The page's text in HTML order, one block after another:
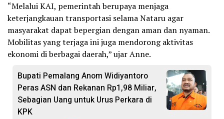
“Melalui KAI, pemerintah berupaya menjaga
keterjangkauan transportasi selama Nataru agar
masyarakat dapat bepergian dengan aman dan nyaman.
Mobilitas yang terjaga ini juga mendorong aktivitas
ekonomi di berbagai daerah,” ujar Anne.
Bupati Pemalang Anom Widiyantoro
Peras ASN dan Rekanan Rp1,98 Miliar,
Sebagian Uang untuk Urus Perkara di
KPK